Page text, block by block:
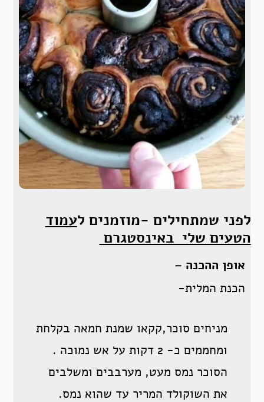
לפני שמתחילים -מוזמנים לעמוד
הטעים שלי באינסטגרם
אופן ההכנה –
הכנת המלית-
מניחים סוכר,קקאו שמנת חמאה בקלחת
ומחממים כ- 2 דקות על אש נמוכה .
הסוכר נמס מעט, מערבבים ומשלבים
את השוקולד המריר עד שהוא נמס.